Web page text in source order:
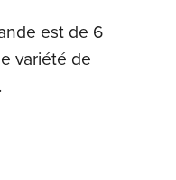
est de 6
variété de